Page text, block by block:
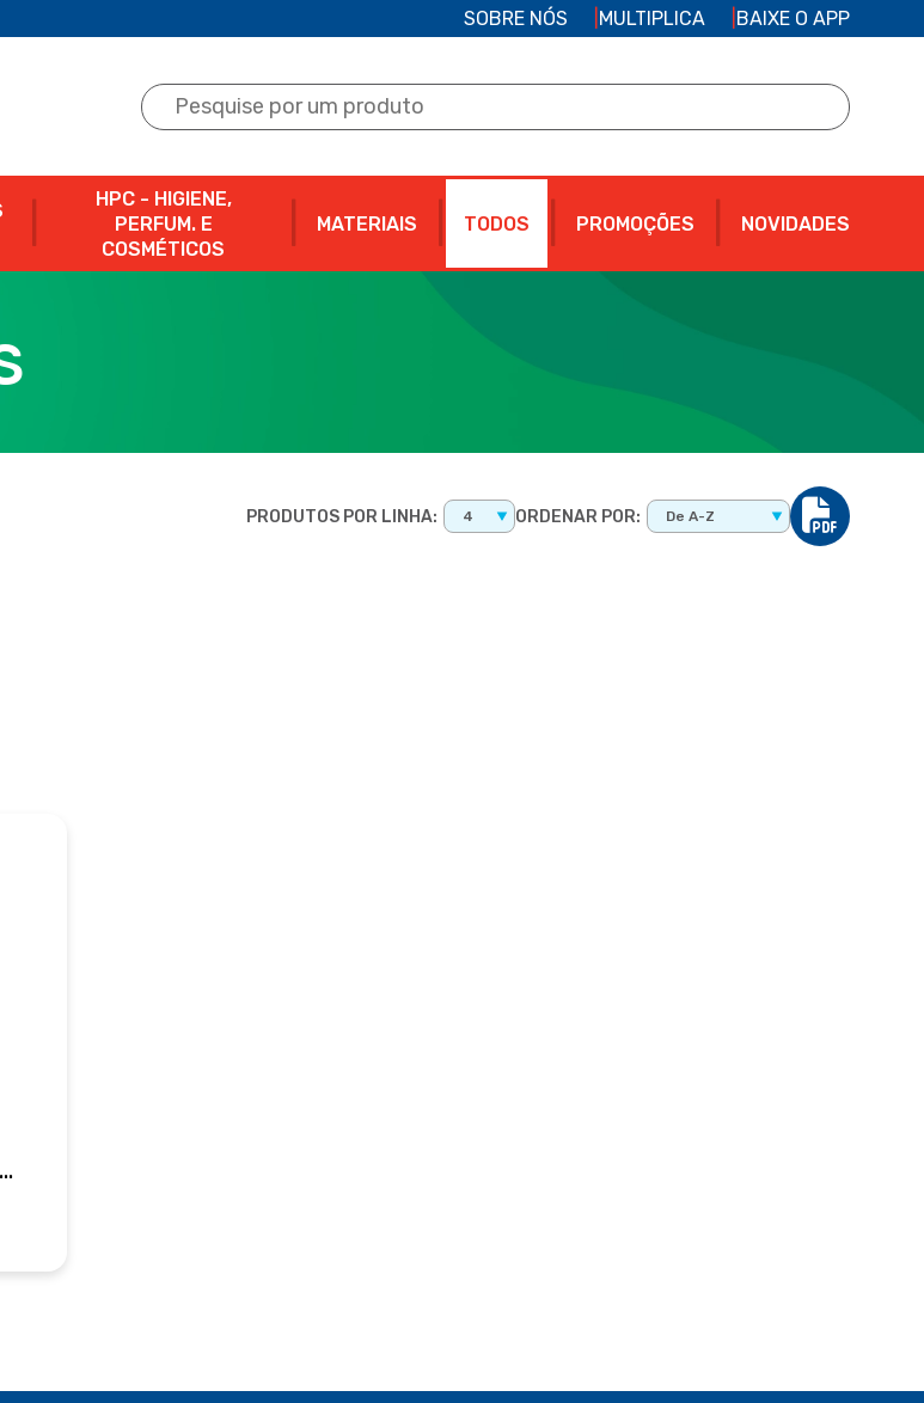
SOBRE NÓS MULTIPLICA BAIXE O APP
HPC - HIGIENE,
PERFUM. E
COSMÉTICOS
MATERIAIS TODOS PROMOÇÕES NOVIDADES
PRODUTOS POR LINHA: 4 ORDENAR POR: De A-Z